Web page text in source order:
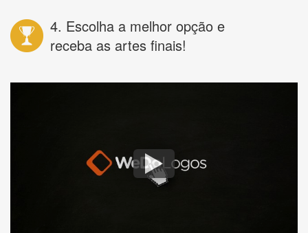
4. Escolha a melhor opção e
receba as artes finais!